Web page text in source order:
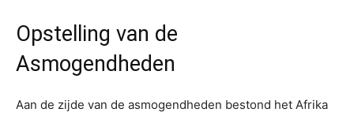
Opstelling van de
Asmogendheden
Aan de zijde van de asmogendheden bestond het Afrika